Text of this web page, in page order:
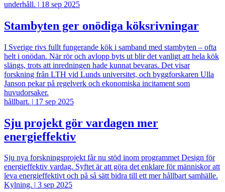
underhåll. | 18 sep 2025
Stambyten ger onödiga köksrivningar
I Sverige rivs fullt fungerande kök i samband med stambyten – ofta
helt i onödan. När rör och avlopp byts ut blir det vanligt att hela kök
slängs, trots att inredningen hade kunnat bevaras. Det visar
forskning från LTH vid Lunds universitet, och byggforskaren Ulla
Janson pekar på regelverk och ekonomiska incitament som
huvudorsaker.
hållbart. | 17 sep 2025
Sju projekt gör vardagen mer
energieffektiv
Sju nya forskningsprojekt får nu stöd inom programmet Design för
energieffektiv vardag. Syftet är att göra det enklare för människor att
leva energieffektivt och på så sätt bidra till ett mer hållbart samhälle.
Kylning. | 3 sep 2025